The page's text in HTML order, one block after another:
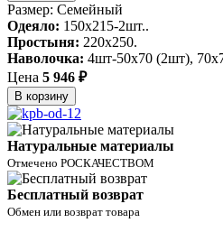
Размер: Семейный
Одеяло: 150х215-2шт..
Простыня: 220х250.
Наволочка: 4шт-50х70 (2шт),
Цена 5 946 ₽
В корзину
Натуральные материалы
Отмечено РОСКАЧЕСТВОМ
Бесплатный возврат
Обмен или возврат товара